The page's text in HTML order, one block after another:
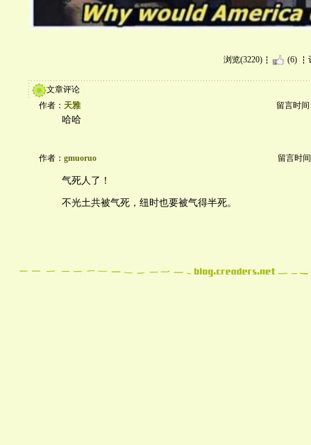
浏览(3220) (6)
文章评论
作者： 天雅 留言时间
哈哈
作者： gmuoruo 留言时
气死人了！
不光土共被气死，纽时也要被气得半死。